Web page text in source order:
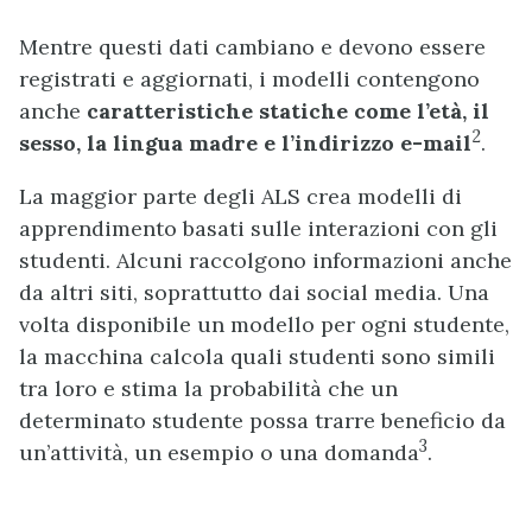
Mentre questi dati cambiano e devono essere
registrati e aggiornati, i modelli contengono
anche caratteristiche statiche come l’età, il
sesso, la lingua madre e l’indirizzo e-mail2.
La maggior parte degli ALS crea modelli di
apprendimento basati sulle interazioni con gli
studenti. Alcuni raccolgono informazioni anche
da altri siti, soprattutto dai social media. Una
volta disponibile un modello per ogni studente,
la macchina calcola quali studenti sono simili
tra loro e stima la probabilità che un
determinato studente possa trarre beneficio da
un’attività, un esempio o una domanda3.